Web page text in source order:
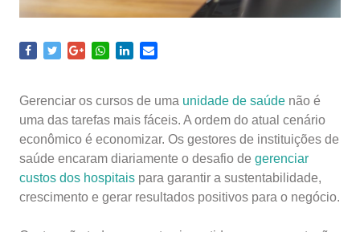
Gerenciar os cursos de uma unidade de saúde não é
uma das tarefas mais fáceis. A ordem do atual cenário
econômico é economizar. Os gestores de instituições de
saúde encaram diariamente o desafio de gerenciar
custos dos hospitais para garantir a sustentabilidade,
crescimento e gerar resultados positivos para o negócio.